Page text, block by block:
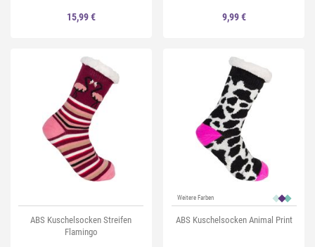
15,99 € 9,99 €
ABS Kuschelsocken Streifen
Flamingo
Weitere Farben
ABS Kuschelsocken Animal Print